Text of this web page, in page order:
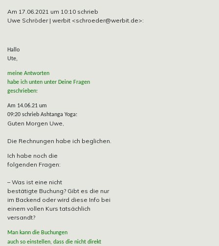
Am 17.06.2021 um 10:10 schrieb
Uwe Schröder | werbit <schroeder@werbit.de>:
Hallo
Ute,
meine Antworten
habe ich unten unter Deine Fragen
geschrieben:
Am 14.06.21 um
09:20 schrieb Ashtanga Yoga:
Guten Morgen Uwe,
Die Rechnungen habe ich beglichen.
Ich habe noch die
folgenden Fragen:
– Was ist eine nicht
bestätigte Buchung? Gibt es die nur
im Backend oder wird diese Info bei
einem vollen Kurs tatsächlich
versandt?
Man kann die Buchungen
auch so einstellen, dass die nicht direkt